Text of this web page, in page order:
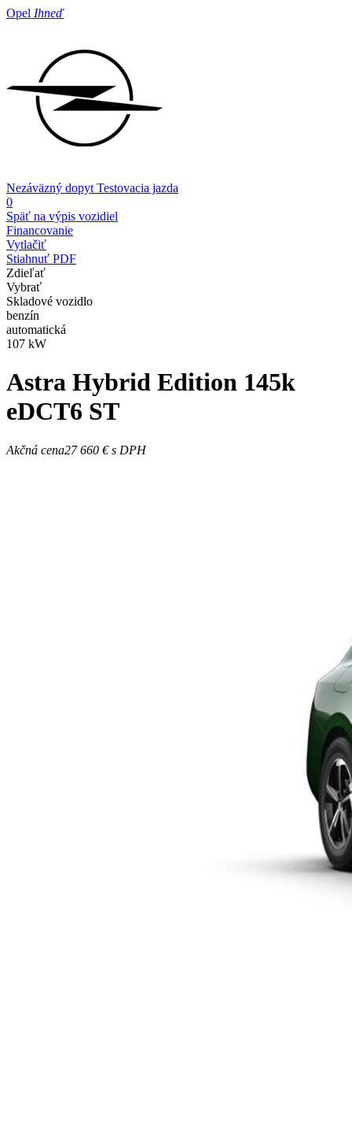
Opel Ihneď
Nezáväzný dopyt Testovacia jazda
0
Späť na výpis vozidiel
Financovanie
Vytlačiť
Stiahnuť PDF
Zdieľať
Vybrať
Skladové vozidlo
benzín
automatická
107 kW
Astra Hybrid Edition 145k
eDCT6 ST
Akčná cena27 660 €s DPH